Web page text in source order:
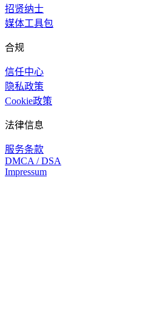
招贤纳士
媒体工具包
合规
信任中心
隐私政策
Cookie政策
法律信息
服务条款
DMCA / DSA
Impressum